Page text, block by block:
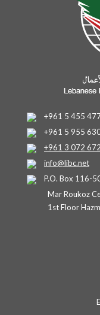
+961 5 455
+961 5 955
+961 3 072 672
info@libc.net
P.O. Box 116-
Mar Roukoz
1st Floor